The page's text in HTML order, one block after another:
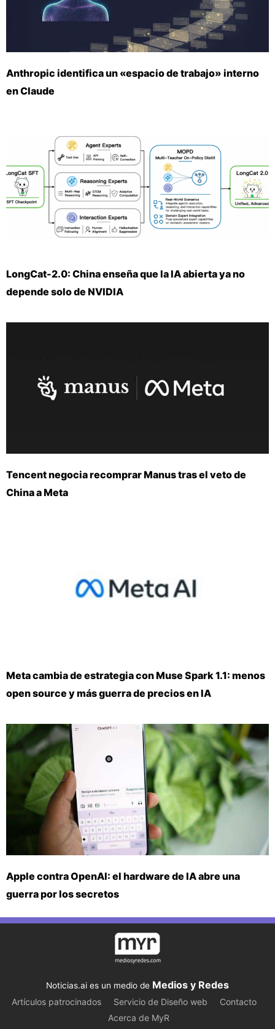
Anthropic identifica un «espacio de trabajo» interno
en Claude
LongCat-2.0: China enseña que la IA abierta ya no
depende solo de NVIDIA
Tencent negocia recomprar Manus tras el veto de
China a Meta
Meta cambia de estrategia con Muse Spark 1.1: menos
open source y más guerra de precios en IA
Apple contra OpenAI: el hardware de IA abre una
guerra por los secretos
Noticias.ai es un medio de Medios y Redes
Artículos patrocinados Servicio de Diseño web
Contacto
Acerca de MyR